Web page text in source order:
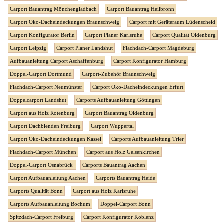
Carport Bauantrag Mönchengladbach Carport Bauantrag Heilbronn
Carport Öko-Dacheindeckungen Braunschweig Carport mit Geräteraum Lüdenscheid
Carport Konfigurator Berlin Carport Planer Karlsruhe Carport Qualität Oldenburg
Carport Leipzig Carport Planer Landshut Flachdach-Carport Magdeburg
Aufbauanleitung Carport Aschaffenburg Carport Konfigurator Hamburg
Doppel-Carport Dortmund Carport-Zubehör Braunschweig
Flachdach-Carport Neumünster Carport Öko-Dacheindeckungen Erfurt
Doppelcarport Landshut Carports Aufbauanleitung Göttingen
Carport aus Holz Rotenburg Carport Bauantrag Oldenburg
Carport Dachblenden Freiburg Carport Wuppertal
Carport Öko-Dacheindeckungen Kassel Carports Aufbauanleitung Trier
Flachdach-Carport München Carport aus Holz Gelsenkirchen
Doppel-Carport Osnabrück Carports Bauantrag Aachen
Carport Aufbauanleitung Aachen Carports Bauantrag Heide
Carports Qualität Bonn Carport aus Holz Karlsruhe
Carports Aufbauanleitung Bochum Doppel-Carport Bonn
Spitzdach-Carport Freiburg Carport Konfigurator Koblenz